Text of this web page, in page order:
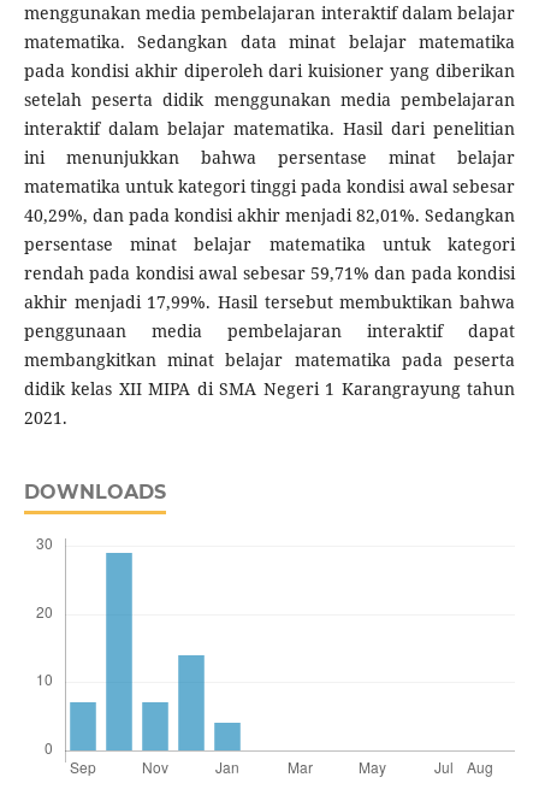
menggunakan media pembelajaran interaktif dalam belajar
matematika. Sedangkan data minat belajar matematika
pada kondisi akhir diperoleh dari kuisioner yang diberikan
setelah peserta didik menggunakan media pembelajaran
interaktif dalam belajar matematika. Hasil dari penelitian
ini menunjukkan bahwa persentase minat belajar
matematika untuk kategori tinggi pada kondisi awal sebesar
40,29%, dan pada kondisi akhir menjadi 82,01%. Sedangkan
persentase minat belajar matematika untuk kategori
rendah pada kondisi awal sebesar 59,71% dan pada kondisi
akhir menjadi 17,99%. Hasil tersebut membuktikan bahwa
penggunaan media pembelajaran interaktif dapat
membangkitkan minat belajar matematika pada peserta
didik kelas XII MIPA di SMA Negeri 1 Karangrayung tahun
2021.
DOWNLOADS